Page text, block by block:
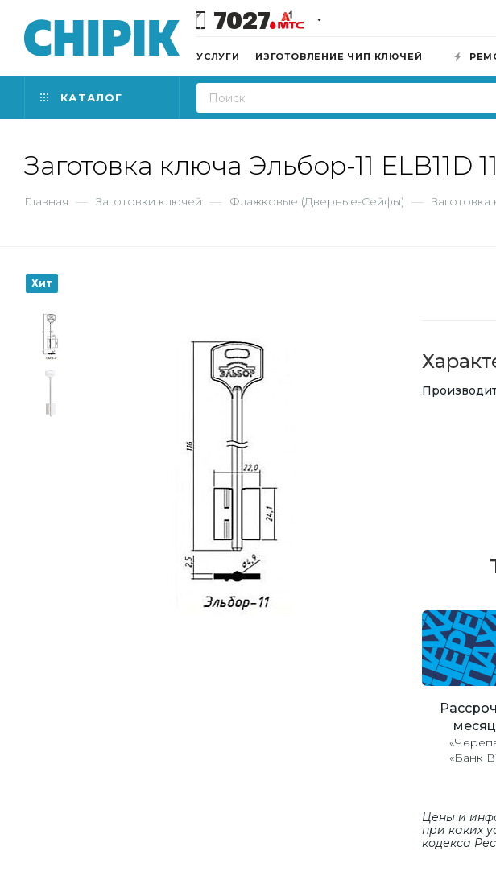
7027
УСЛУГИ ИЗГОТОВЛЕНИЕ ЧИП КЛЮЧЕЙ
КАТАЛОГ
Заготовка ключа Эльбор-11 ELB11D
Главная — Заготовки ключей — Флажковые (Дверные-Сейфы) — Заготовка
Хит
«Банк
Цены и
при каких
кодекса